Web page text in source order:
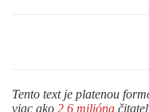
Tento text je platenou
viac ako 2,6 milióna